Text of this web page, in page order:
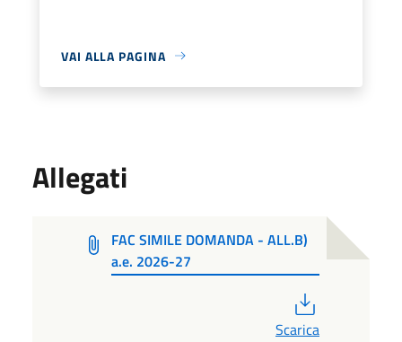
VAI ALLA PAGINA
Allegati
FAC SIMILE DOMANDA - ALL.B)
a.e. 2026-27
Scarica